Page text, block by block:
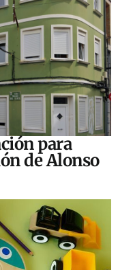
para
de Alonso